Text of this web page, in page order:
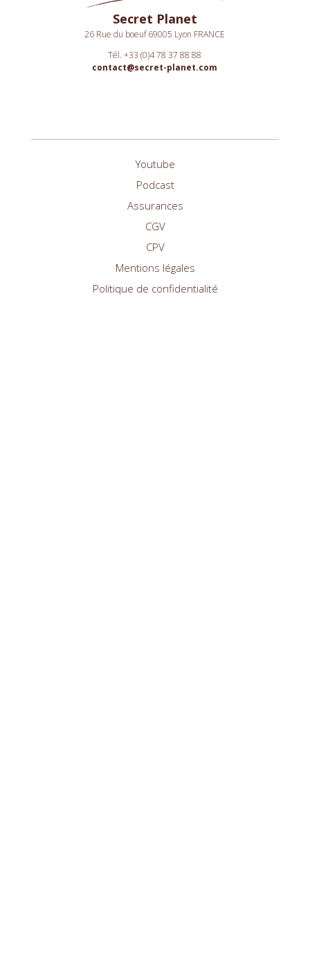
Secret Planet
26 Rue du boeuf 69005 Lyon FRANCE
Tél. +33 (0)4 78 37 88 88
contact@secret-planet.com
Youtube
Podcast
Assurances
CGV
CPV
Mentions légales
Politique de confidentialité